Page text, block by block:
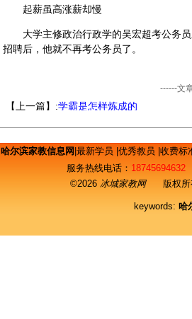
起薪虽高涨薪却慢
大学主修政治行政学的吴宏超考公务员
招聘后，他就不再考公务员了。
------文
【上一篇】:学霸是怎样炼成的
哈尔滨家教信息网 最新学员 优秀教员 收费标
服务热线电话： 18745694632
©2026 冰城家教网版权所有
keywords: 哈